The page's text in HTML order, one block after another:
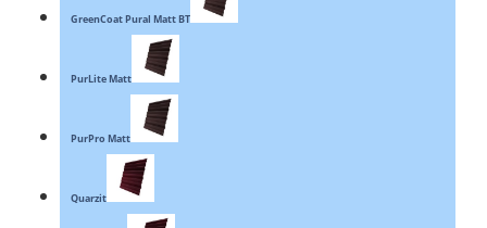
GreenCoat Pural Matt BT
PurLite Matt
PurPro Matt
Quarzit